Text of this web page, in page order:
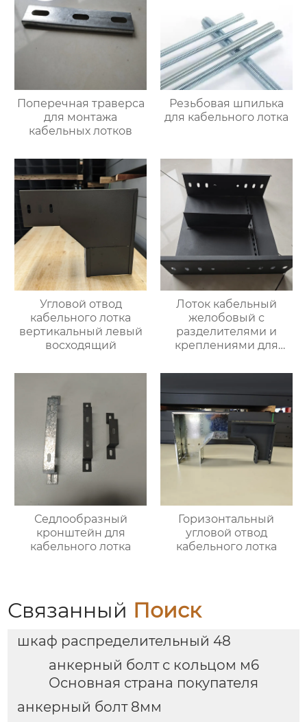
Поперечная траверса
для монтажа
кабельных лотков
Резьбовая шпилька
для кабельного лотка
Угловой отвод
кабельного лотка
вертикальный левый
восходящий
Лоток кабельный
желобовый с
разделителями и
креплениями для
Седлообразный
кронштейн для
кабельного лотка
Горизонтальный
угловой отвод
кабельного лотка
Связанный Поиск
шкаф распределительный 48
анкерный болт с кольцом м6
Основная страна покупателя
анкерный болт 8мм